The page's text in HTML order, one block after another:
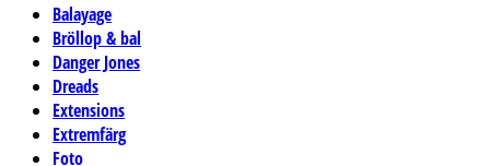
Balayage
Bröllop & bal
Danger Jones
Dreads
Extensions
Extremfärg
Foto